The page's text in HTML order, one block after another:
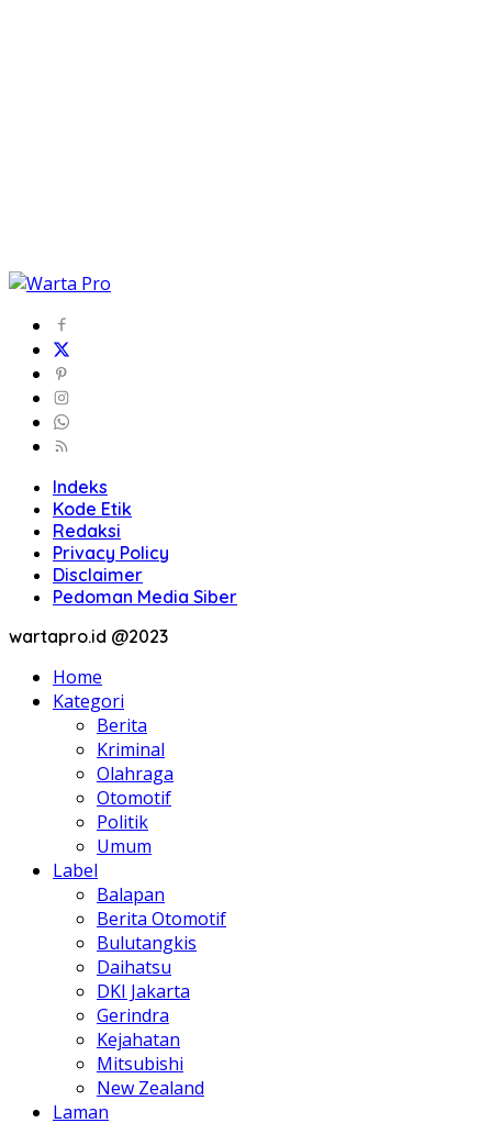
Indeks
Kode Etik
Redaksi
Privacy Policy
Disclaimer
Pedoman Media Siber
wartapro.id @2023
Home
Kategori
Berita
Kriminal
Olahraga
Otomotif
Politik
Umum
Label
Balapan
Berita Otomotif
Bulutangkis
Daihatsu
DKI Jakarta
Gerindra
Kejahatan
Mitsubishi
New Zealand
Laman